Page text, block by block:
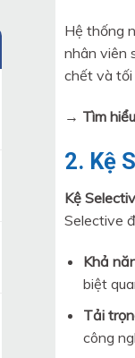
Hệ thống
nhân viên
chết và tối
→ Tìm
2. Kệ
Kệ
Selective
Khả
biệt
Tải
công